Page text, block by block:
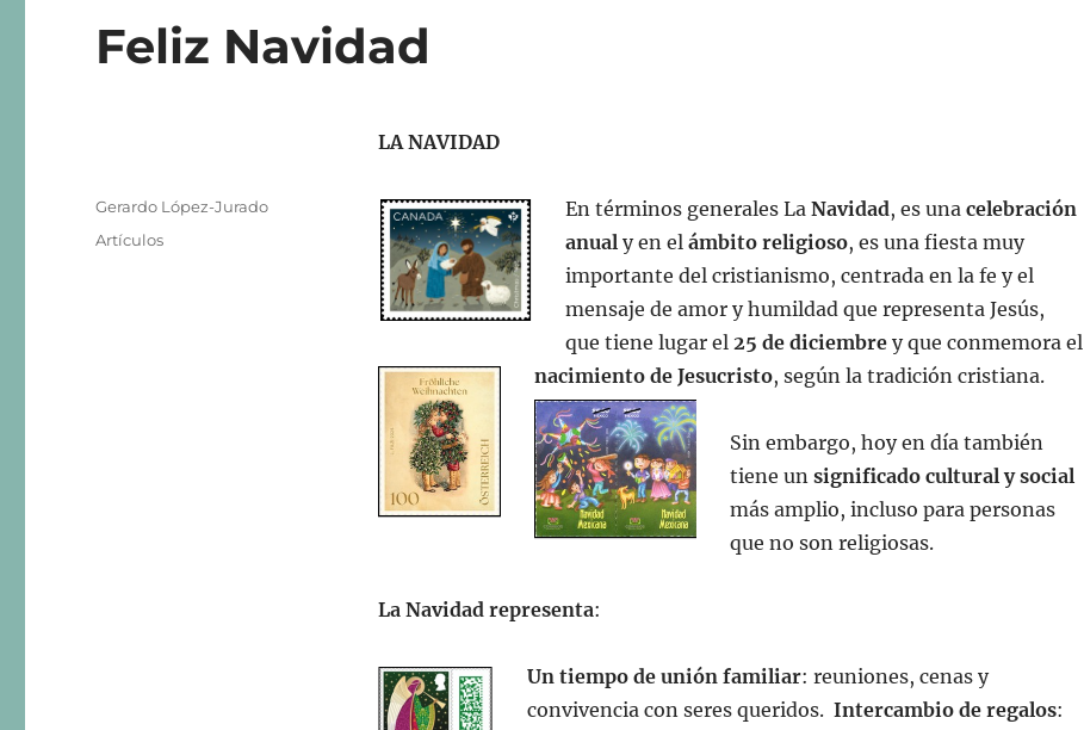
Feliz Navidad
LA NAVIDAD
En términos generales La Navidad, es una celebración
anualy en el ámbito religioso, es una fiesta muy
importante del cristianismo, centrada en la fe y el
mensaje de amor y humildad que representa Jesús,
que tiene lugar el 25 de diciembrey que conmemora el
nacimiento de Jesucristo, según la tradición cristiana.
Sin embargo, hoy en día también
tiene un significado cultural y social
más amplio, incluso para personas
que no son religiosas.
La Navidad representa:
Un tiempo de unión familiar: reuniones, cenas y
convivencia con seres queridos. Intercambio de regalos:
Autor
Gerardo López-Jurado
Publicado
Categorías
Artículos